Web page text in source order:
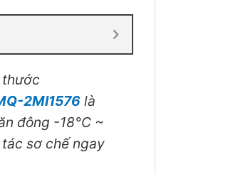
2MI1576 là
đông -18°C ~
sơ chế ngay